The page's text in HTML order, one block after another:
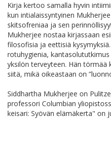
Kirja kertoo samalla hyvin
kun intialaissyntyinen
skitsofreniaa ja sen
Mukherjee nostaa kirjassaan
filosofisia ja eettisiä
rotuhygienia,
yksilön terveyteen. Hän törmää
siitä, mikä oikeastaan on
Siddhartha Mukherjee on
professori Columbian
keisari: Syövän elämäkerta" on